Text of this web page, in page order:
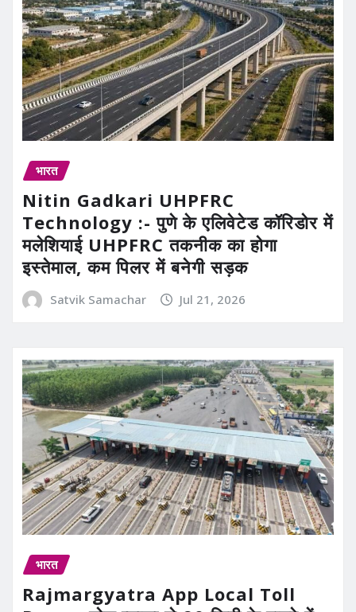
भारत
Nitin Gadkari UHPFRC
Technology :- पुणे के एलिवेटेड कॉरिडोर में
मलेशियाई UHPFRC तकनीक का होगा
इस्तेमाल, कम पिलर में बनेगी सड़क
Satvik Samachar Jul 21, 2026
भारत
Rajmargyatra App Local Toll